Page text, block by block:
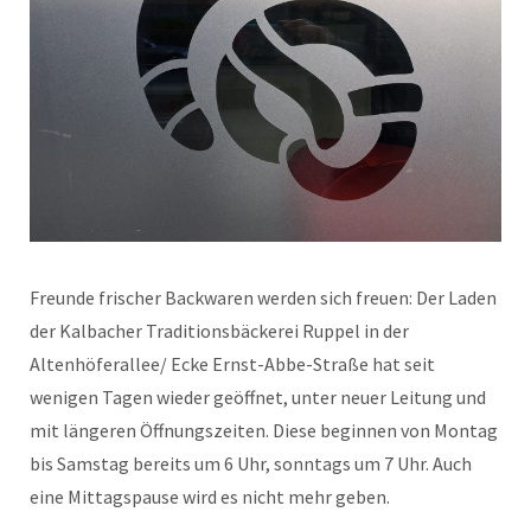
Freunde frischer Backwaren werden sich freuen: Der Laden
der Kalbacher Traditionsbäckerei Ruppel in der
Altenhöferallee/ Ecke Ernst-Abbe-Straße hat seit
wenigen Tagen wieder geöffnet, unter neuer Leitung und
mit längeren Öffnungszeiten. Diese beginnen von Montag
bis Samstag bereits um 6 Uhr, sonntags um 7 Uhr. Auch
eine Mittagspause wird es nicht mehr geben.